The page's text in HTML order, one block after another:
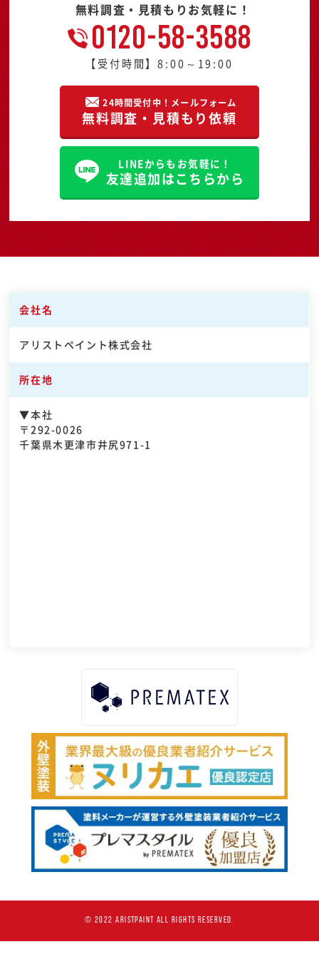
無料調査・見積もりお気軽に！
0120-58-3588
【受付時間】8:00～19:00
24時間受付中！メールフォーム
無料調査・見積もり依頼
LINEからもお気軽に！
友達追加はこちらから
会社名
アリストペイント株式会社
所在地
▼本社
〒292-0026
千葉県木更津市井尻971-1
© 2022 ARISTPAINT ALL RIGHTS RESERVED.